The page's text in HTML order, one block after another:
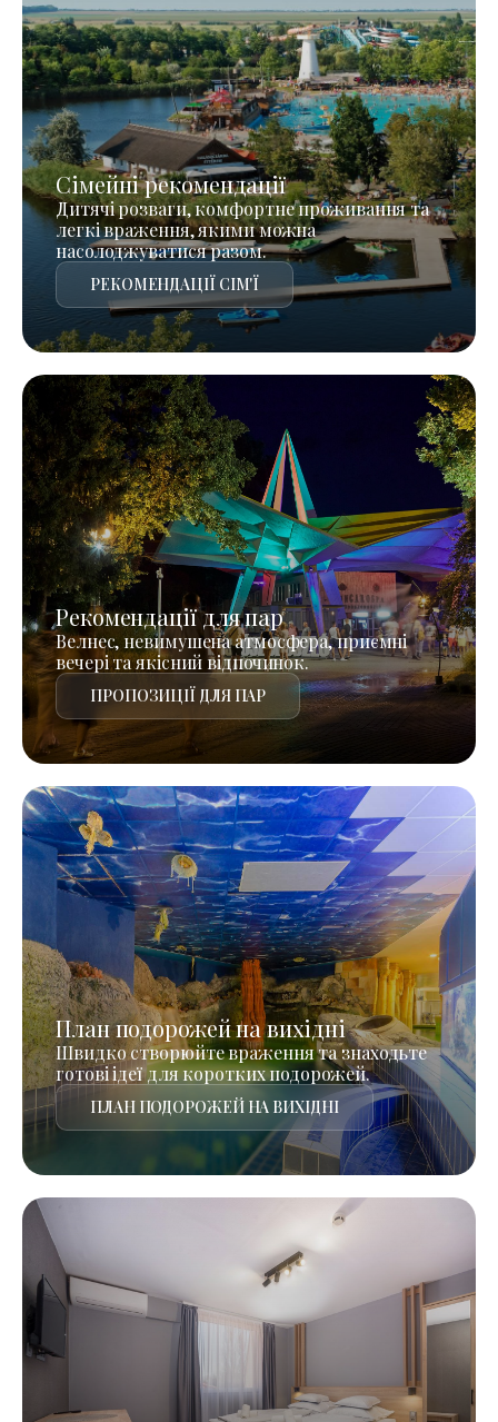
Сімейні рекомендації
Дитячі розваги, комфортне проживання та
легкі враження, якими можна
насолоджуватися разом.
РЕКОМЕНДАЦІЇ СІМ'Ї
Рекомендації для пар
Велнес, невимушена атмосфера, приємні
вечері та якісний відпочинок.
ПРОПОЗИЦІЇ ДЛЯ ПАР
План подорожей на вихідні
Швидко створюйте враження та знаходьте
готові ідеї для коротких подорожей.
ПЛАН ПОДОРОЖЕЙ НА ВИХІДНІ